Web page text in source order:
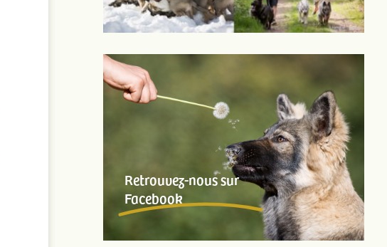
Retrouvez-nous sur
Facebook